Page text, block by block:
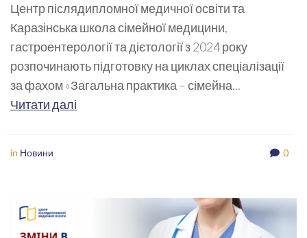
Центр післядипломної медичної освіти та
Каразінська школа сімейної медицини,
гастроентерології та дієтології з 2024 року
розпочинають підготовку на циклах спеціалізації
за фахом «Загальна практика – сімейна...
Читати далі
in Новини 0